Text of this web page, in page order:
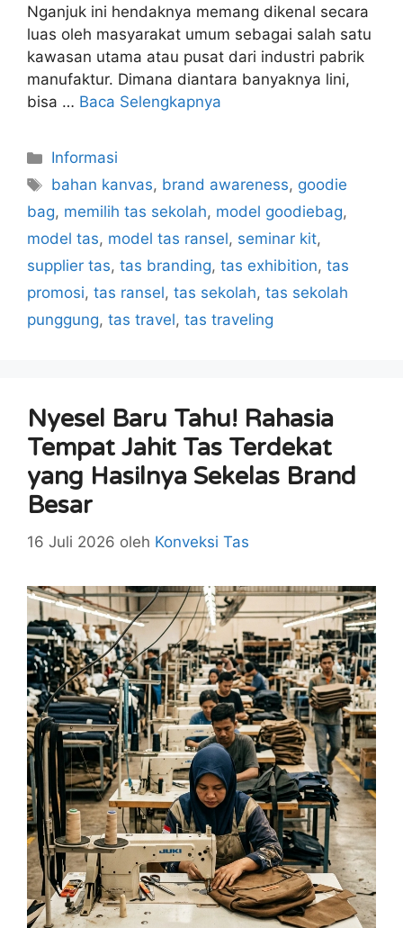
Nganjuk ini hendaknya memang dikenal secara
luas oleh masyarakat umum sebagai salah satu
kawasan utama atau pusat dari industri pabrik
manufaktur. Dimana diantara banyaknya lini,
bisa … Baca Selengkapnya
Kategori
Informasi
Tag
bahan kanvas, brand awareness, goodie
bag, memilih tas sekolah, model goodiebag,
model tas, model tas ransel, seminar kit,
supplier tas, tas branding, tas exhibition, tas
promosi, tas ransel, tas sekolah, tas sekolah
punggung, tas travel, tas traveling
Nyesel Baru Tahu! Rahasia
Tempat Jahit Tas Terdekat
yang Hasilnya Sekelas Brand
Besar
16 Juli 2026 oleh Konveksi Tas